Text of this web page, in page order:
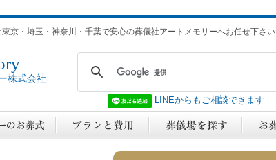
京・埼玉・神奈川・千葉で安心の葬儀社アートメモリーへお任せ下さい
株式会社
LINEからもご相談できます